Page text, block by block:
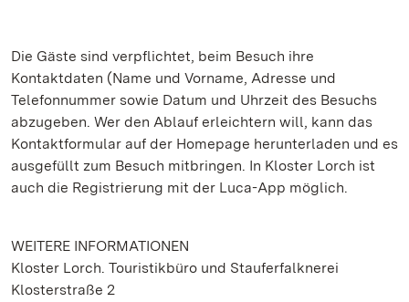
Die Gäste sind verpflichtet, beim Besuch ihre
Kontaktdaten (Name und Vorname, Adresse und
Telefonnummer sowie Datum und Uhrzeit des Besuchs
abzugeben. Wer den Ablauf erleichtern will, kann das
Kontaktformular auf der Homepage herunterladen und es
ausgefüllt zum Besuch mitbringen. In Kloster Lorch ist
auch die Registrierung mit der Luca-App möglich.
WEITERE INFORMATIONEN
Kloster Lorch. Touristikbüro und Stauferfalknerei
Klosterstraße 2